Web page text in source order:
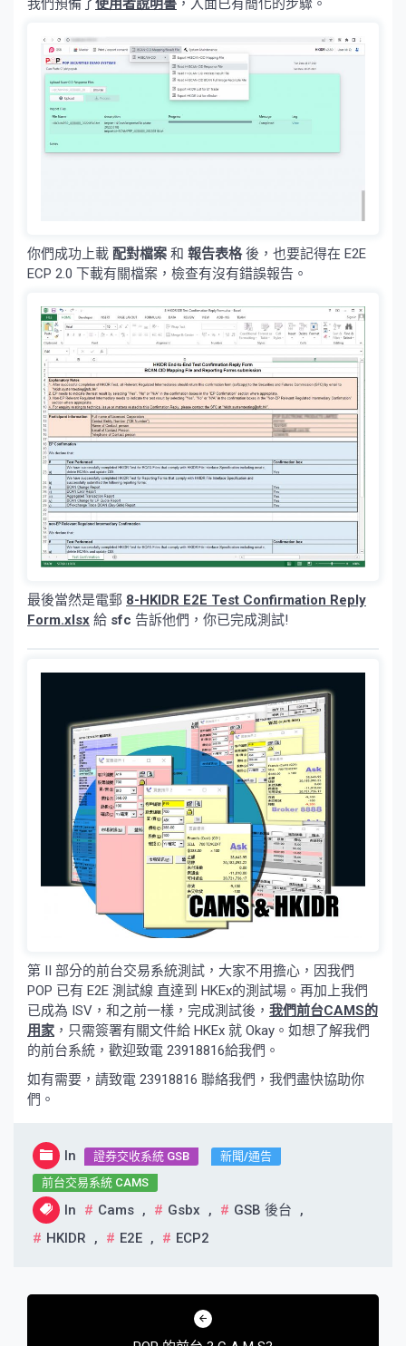
我們預備了使用者說明書 ，入面已有簡化的步驟。
你們成功上載 配對檔案 和 報告表格後，也要記得在 E2E
ECP 2.0 下載有關檔案，檢查有沒有錯誤報告。
最後當然是電郵 8-HKIDR E2E Test Confirmation Reply
Form.xlsx 給 sfc 告訴他們，你已完成測試!
第 II 部分的前台交易系統測試，大家不用擔心，因我們
POP 已有 E2E 測試線 直達到 HKEx的測試場。再加上我們
已成為 ISV，和之前一樣，完成測試後， 我們前台CAMS的
用家 ，只需簽署有關文件給 HKEx 就 Okay。如想了解我們
的前台系統，歡迎致電 23918816給我們。
如有需要，請致電 23918816 聯絡我們，我們盡快協助你
們。
In 證券交收系統 GSB
新聞/通告
前台交易系統 CAMS
In Cams , Gsbx , GSB 後台
,
HKIDR
, E2E , ECP2
文